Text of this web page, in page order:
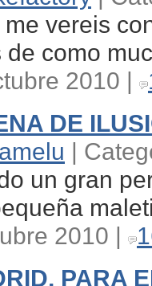
vereis
de como
2010 |
DE
|
un gran
2010 |
PARA